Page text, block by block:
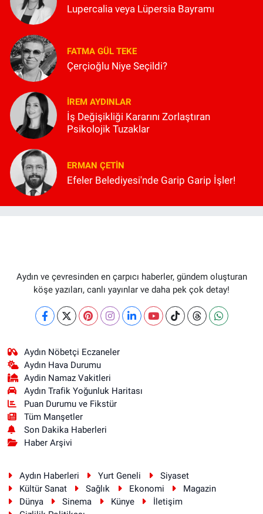
Lupercalia veya Lüpersia Bayramı
FATMA GÜL TEKE
Çerçioğlu Niye Seçildi?
İREM AYDINLAR
İş Değişikliği Kararını Zorlaştıran
Psikolojik Tuzaklar
ERMAN ÇETIN
Efeler Belediyesi'nde Garip Garip İşler!
Aydın ve çevresinden en çarpıcı haberler, gündem oluşturan
köşe yazıları, canlı yayınlar ve daha pek çok detay!
Aydın Nöbetçi Eczaneler
Aydın Hava Durumu
Aydin Namaz Vakitleri
Aydın Trafik Yoğunluk Haritası
Puan Durumu ve Fikstür
Tüm Manşetler
Son Dakika Haberleri
Haber Arşivi
Aydın Haberleri Yurt Geneli
Siyaset
Kültür Sanat
Sağlık Ekonomi
Magazin
Dünya
Sinema Künye
İletişim